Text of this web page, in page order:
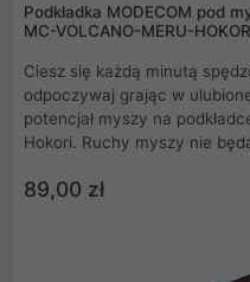
Podkładka MODECOM pod
MC-VOLCANO-MERU-
Ciesz się każdą minutą
odpoczywaj grając w
potencjał myszy na
Hokori. Ruchy myszy nie
zamaszyste ruchy myszą.
89,00 zł